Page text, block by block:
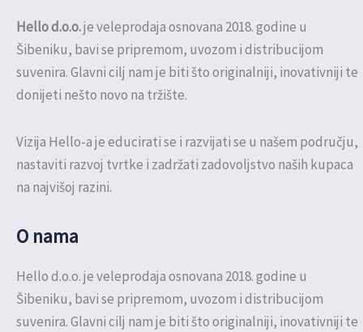
Hello d.o.o.je veleprodaja osnovana 2018. godine u
Šibeniku, bavi se pripremom, uvozom i distribucijom
suvenira. Glavni cilj nam je biti što originalniji, inovativniji te
donijeti nešto novo na tržište.
Vizija Hello-a je educirati se i razvijati se u našem području,
nastaviti razvoj tvrtke i zadržati zadovoljstvo naših kupaca
na najvišoj razini.
O nama
Hello d.o.o. je veleprodaja osnovana 2018. godine u
Šibeniku, bavi se pripremom, uvozom i distribucijom
suvenira. Glavni cilj nam je biti što originalniji, inovativniji te